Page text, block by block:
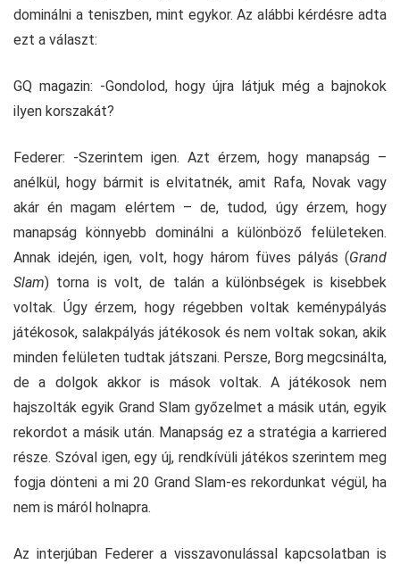
dominálni a teniszben, mint egykor. Az alábbi kérdésre adta
ezt a választ:
GQ magazin: -Gondolod, hogy újra látjuk még a bajnokok
ilyen korszakát?
Federer: -Szerintem igen. Azt érzem, hogy manapság –
anélkül, hogy bármit is elvitatnék, amit Rafa, Novak vagy
akár én magam elértem – de, tudod, úgy érzem, hogy
manapság könnyebb dominálni a különböző felületeken.
Annak idején, igen, volt, hogy három füves pályás (Grand
Slam) torna is volt, de talán a különbségek is kisebbek
voltak. Úgy érzem, hogy régebben voltak keménypályás
játékosok, salakpályás játékosok és nem voltak sokan, akik
minden felületen tudtak játszani. Persze, Borg megcsinálta,
de a dolgok akkor is mások voltak. A játékosok nem
hajszolták egyik Grand Slam győzelmet a másik után, egyik
rekordot a másik után. Manapság ez a stratégia a karriered
része. Szóval igen, egy új, rendkívüli játékos szerintem meg
fogja dönteni a mi 20 Grand Slam-es rekordunkat végül, ha
nem is máról holnapra.
Az interjúban Federer a visszavonulással kapcsolatban is